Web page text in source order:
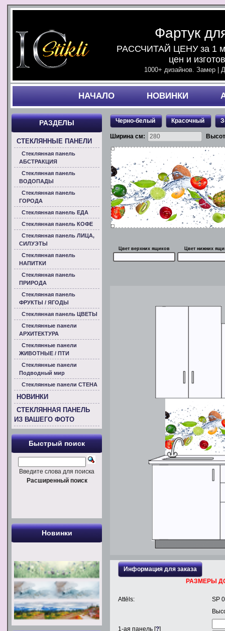
Фартук
РАССЧИТАЙ ЦЕНУ за 1
цен и
1000+ дизайнов. Замер |
НАЧАЛO НОВИНКИ
Черно-белый Красочный
Ширина см:
Цвет верхних ящиков Цвет нижних
Информация для заказа
РАЗМЕРЫ
Attēls:
SP
1-ая панель [?]
РАЗДЕЛЫ
СТЕКЛЯННЫЕ ПАНЕЛИ
Стеклянная панель
АБСТРАКЦИЯ
Стеклянная панель
ВОДОПАДЫ
Стеклянная панель
ГОРОДА
Стеклянная панель ЕДА
Стеклянная панель КОФЕ
Стеклянная панель ЛИЦА,
СИЛУЭТЫ
Стеклянная панель
НАПИТКИ
Стеклянная панель
ПРИРОДА
Стеклянная панель
ФРУКТЫ / ЯГОДЫ
Стеклянная панель ЦВЕТЫ
Стеклянные панели
АРХИТЕКТУРА
Стеклянные панели
ЖИВОТНЫЕ / ПТИ
Стеклянные панели
Подводный мир
Стеклянные панели СТЕНА
НОВИНКИ
СТЕКЛЯННАЯ ПАНЕЛЬ
ИЗ ВАШЕГО ФОТО
Быстрый поиск
Введите слова для поиска
Расширенный поиск
Новинки